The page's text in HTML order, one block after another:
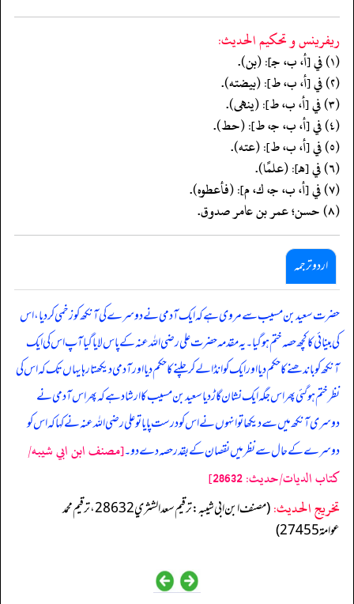
ريفرينس و تحكيم الحدیث:
(١) في [أ، ب، جـ]: (بن).
(٢) في [أ، ب، ط]: (بيضته).
(٣) في [أ، ب، ط]: (ينهى).
(٤) في [أ، ب، جـ، ط]: (حط).
(٥) في [أ، ب، ط]: (عته).
(٦) في [هـ]: (علمًا).
(٧) في [أ، ب، جـ، ك، م]: (فأعطوه).
(٨) حسن؛ عمر بن عامر صدوق.
اردو ترجمہ
حضرت سعیدبن مسیب سے مروی ہے کہ ایک آدمی نے دوسرے کی آنکھ کو زخمی کردیا، اس
کی بینائی کا کچھ حصہ ختم ہوگیا۔ یہ مقدمہ حضرت علی رضی اللہ عنہ کے پاس لایا گیا آپ اس کی ایک
آنکھ کو باندھنے کا حکم دیا اور ایک کو انڈا لے کر چلنے کا حکم دیا اور آدمی دیکھتا رہا یہاں تک کہ اس کی
نظر ختم ہوگئی پھر اس جگہ ایک نشان گاڑ دیا سعید بن مسیب کا ارشاد ہے کہ پھر اس آدمی نے
دوسری آنکھ میں سے دیکھا تو انہوں نے اس کو درست پایا تو علی رضی اللہ عنہ نے کہا کہ اس کو
دوسرے کے حال سے نظر میں نقصان کے بقدر حصہ دے دو۔[مصنف ابن ابي شيبه/
كتاب الديات/حدیث: 28632]
تخریج الحدیث:
(مصنف ابن ابي شيبه: ترقيم سعد الشثري 28632، ترقيم محمد
عوامة 27455)